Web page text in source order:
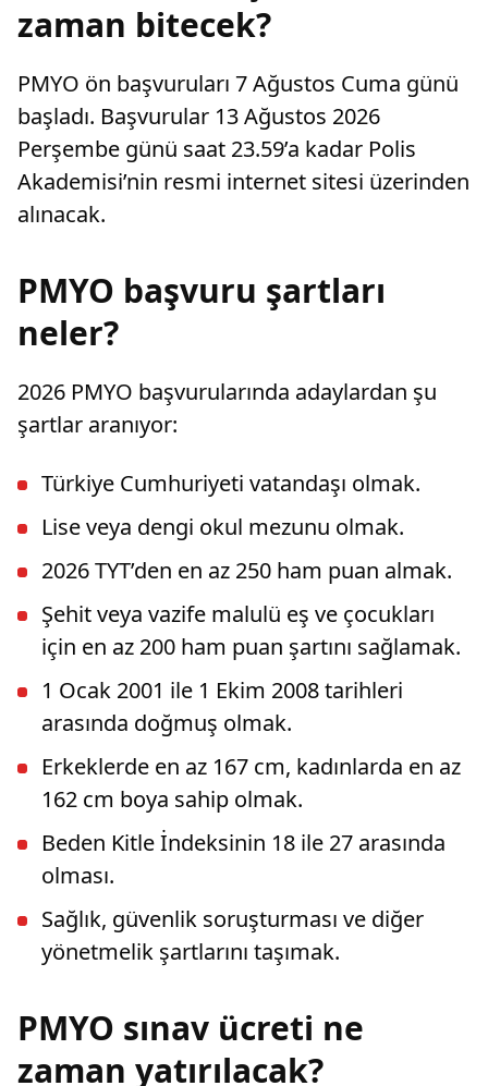
zaman bitecek?
PMYO ön başvuruları 7 Ağustos Cuma günü
başladı. Başvurular 13 Ağustos 2026
Perşembe günü saat 23.59’a kadar Polis
Akademisi’nin resmi internet sitesi üzerinden
alınacak.
PMYO başvuru şartları
neler?
2026 PMYO başvurularında adaylardan şu
şartlar aranıyor:
Türkiye Cumhuriyeti vatandaşı olmak.
Lise veya dengi okul mezunu olmak.
2026 TYT’den en az 250 ham puan almak.
Şehit veya vazife malulü eş ve çocukları
için en az 200 ham puan şartını sağlamak.
1 Ocak 2001 ile 1 Ekim 2008 tarihleri
arasında doğmuş olmak.
Erkeklerde en az 167 cm, kadınlarda en az
162 cm boya sahip olmak.
Beden Kitle İndeksinin 18 ile 27 arasında
olması.
Sağlık, güvenlik soruşturması ve diğer
yönetmelik şartlarını taşımak.
PMYO sınav ücreti ne
zaman yatırılacak?